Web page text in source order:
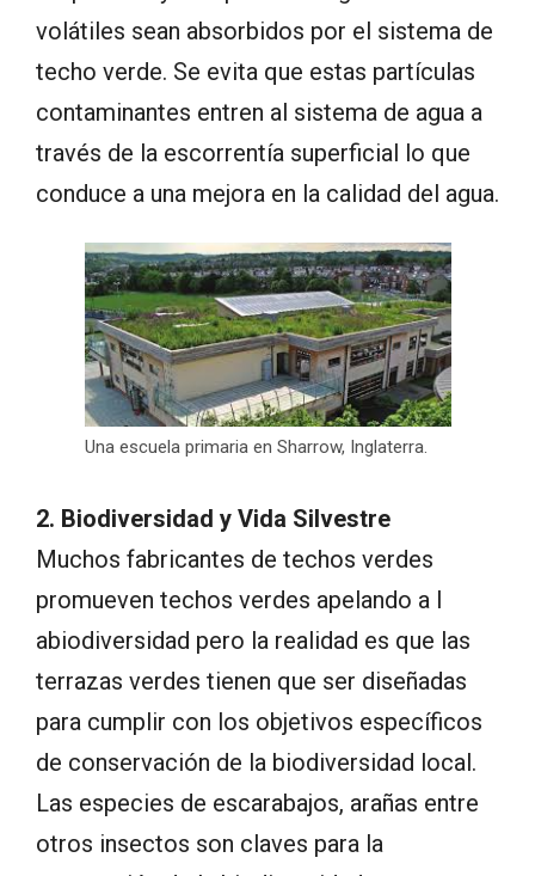
volátiles sean absorbidos por el sistema de
techo verde. Se evita que estas partículas
contaminantes entren al sistema de agua a
través de la escorrentía superficial lo que
conduce a una mejora en la calidad del agua.
Una escuela primaria en Sharrow, Inglaterra.
2. Biodiversidad y Vida Silvestre
Muchos fabricantes de techos verdes
promueven techos verdes apelando a l
abiodiversidad pero la realidad es que las
terrazas verdes tienen que ser diseñadas
para cumplir con los objetivos específicos
de conservación de la biodiversidad local.
Las especies de escarabajos, arañas entre
otros insectos son claves para la